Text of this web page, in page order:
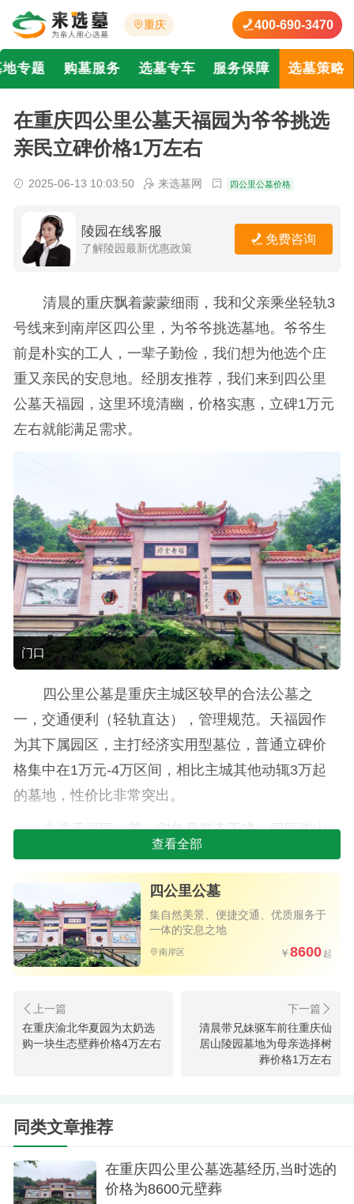
重庆 400-690-3470
地专题 购墓服务 选墓专车 服务保障 选墓策略
在重庆四公里公墓天福园为爷爷挑选
亲民立碑价格1万左右
2025-06-13 10:03:50 来选墓网 四公里公墓价格
陵园在线客服
了解陵园最新优惠政策
免费咨询
清晨的重庆飘着蒙蒙细雨，我和父亲乘坐轻轨3
号线来到南岸区四公里，为爷爷挑选墓地。爷爷生
前是朴实的工人，一辈子勤俭，我们想为他选个庄
重又亲民的安息地。经朋友推荐，我们来到四公里
公墓天福园，这里环境清幽，价格实惠，立碑1万元
左右就能满足需求。
门口
四公里公墓是重庆主城区较早的合法公墓之
一，交通便利（轻轨直达），管理规范。天福园作
为其下属园区，主打经济实用型墓位，普通立碑价
格集中在1万元-4万区间，相比主城其他动辄3万起
的墓地，性价比非常突出。
走进天福园，第一印象是整齐干净。园区依山
势而建，梯田式布局保证了排水和采光。工作人员
带我们看了几处可选区域，我们最终在天福园选下
一个艺术立碑1万左右。
墓区环境
服务体验：透明高效，充满人情味。接待我们
的李大姐是重庆本地人，说话爽快实在，明确告知
查看全部
四公里公墓
集自然美景、‌便捷交通、‌优质服务于
一体的安息之地
南岸区 8600
在重庆渝北华夏园为太奶选
购一块生态壁葬价格4万左右
清晨带兄妹驱车前往重庆仙
居山陵园墓地为母亲选择树
葬价格1万左右
同类文章推荐
在重庆四公里公墓选墓经历,当时选的
价格为8600元壁葬